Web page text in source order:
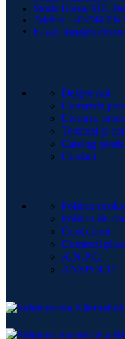
Strada Horea, 61E,
Telefon: +40-
Email:
Despre noi
Comanda
Livrarea
Termeni și
Catalog
Contact
Politica
Politica de
Cont client
Comenzi
A.N.P.C.
ANSPDCP